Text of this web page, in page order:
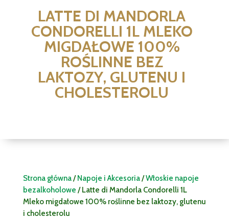
LATTE DI MANDORLA
CONDORELLI 1L MLEKO
MIGDAŁOWE 100%
ROŚLINNE BEZ
LAKTOZY, GLUTENU I
CHOLESTEROLU
Strona główna/ Napoje i Akcesoria/Włoskie napoje
bezalkoholowe / Latte di Mandorla Condorelli 1L
Mleko migdałowe 100% roślinne bez laktozy, glutenu
i cholesterolu